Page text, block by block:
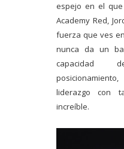
espejo en el
Academy Red,
fuerza que ves
nunca da un
capacidad
liderazgo con
increíble.